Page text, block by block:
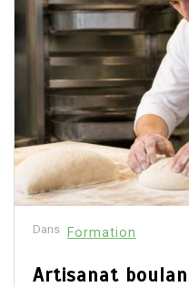
Dans Formation
Artisanat